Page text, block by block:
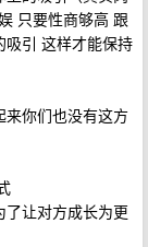
只要性商够高 跟
吸引 这样才能保持
来你们也没有这方
让对方成长为更